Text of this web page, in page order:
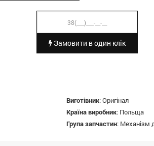
Замовити в один клік
Виготівник:Оригінал
Країна виробник: Польща
Група запчастин: Механізм